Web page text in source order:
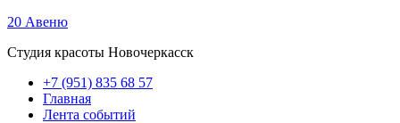
20 Авеню
Студия красоты Новочеркасск
+7 (951) 835 68 57
Главная
Лента событий